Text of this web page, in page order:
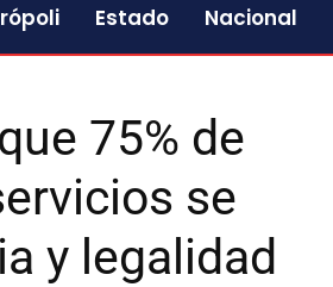
Estado Nacional
75% de
se
y legalidad